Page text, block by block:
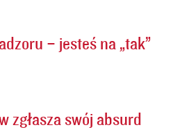
– jesteś na „tak”
zgłasza swój absurd